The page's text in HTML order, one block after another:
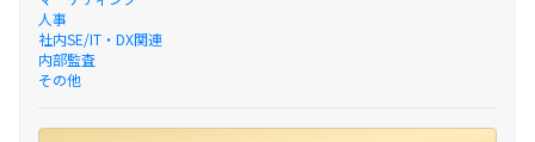
人事
社内SE/IT・DX関連
内部監査
その他